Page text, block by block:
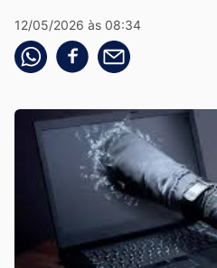
12/05/2026 às 08:34
Compartilhe pelo whatsapp
Compartilhar no facebook
Compartilhe pelo email